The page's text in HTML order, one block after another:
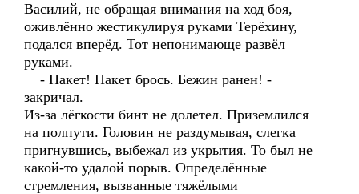
Василий, не обращая внимания на ход боя,
оживлённо жестикулируя руками Терёхину,
подался вперёд. Тот непонимающе развёл
руками.
- Пакет! Пакет брось. Бежин ранен! -
закричал.
Из-за лёгкости бинт не долетел. Приземлился
на полпути. Головин не раздумывая, слегка
пригнувшись, выбежал из укрытия. То был не
какой-то удалой порыв. Определённые
стремления, вызванные тяжёлыми